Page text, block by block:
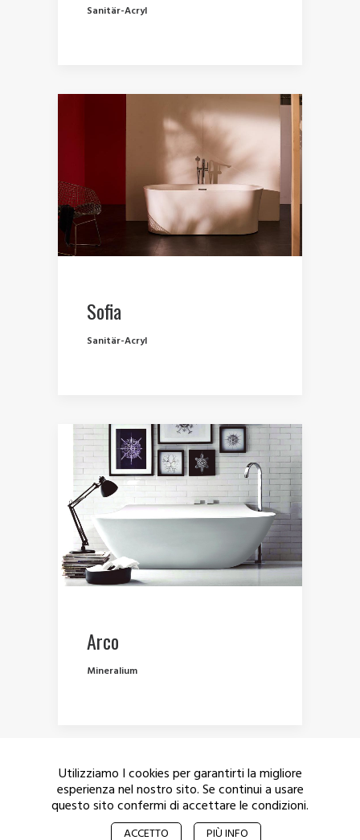
Sanitär-Acryl
Sofia
Sanitär-Acryl
Arco
Mineralium
© 2017 De Munich – Alle Rechte vorbehalten.Privacy
Utilizziamo I cookies per garantirti la migliore
esperienza nel nostro sito. Se continui a usare
questo sito confermi di accettare le condizioni.
ACCETTO PIÙ INFO